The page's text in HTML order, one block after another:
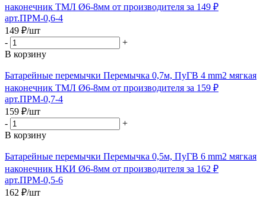
наконечник ТМЛ Ø6-8мм от производителя за 149 ₽
арт.ПРМ-0,6-4
149 ₽/шт
-
+
В корзину
Батарейные перемычки Перемычка 0,7м, ПуГВ 4 mm2 мягкая
наконечник ТМЛ Ø6-8мм от производителя за 159 ₽
арт.ПРМ-0,7-4
159 ₽/шт
-
+
В корзину
Батарейные перемычки Перемычка 0,5м, ПуГВ 6 mm2 мягкая
наконечник НКИ Ø6-8мм от производителя за 162 ₽
арт.ПРМ-0,5-6
162 ₽/шт